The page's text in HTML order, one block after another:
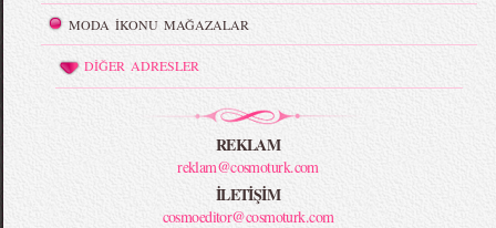
MODA İKONU MAĞAZALAR
DİĞER ADRESLER
REKLAM
reklam@cosmoturk.com
İLETİŞİM
cosmoeditor@cosmoturk.com